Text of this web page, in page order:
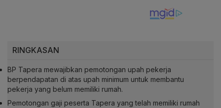
RINGKASAN
BP Tapera mewajibkan pemotongan upah pekerja
berpendapatan di atas upah minimum untuk membantu
pekerja yang belum memiliki rumah.
Pemotongan gaji peserta Tapera yang telah memiliki rumah